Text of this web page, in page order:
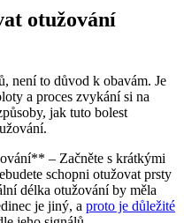
otužování
není to důvod k obavám. Je
a proces zvykání si na
jak tuto bolest
– Začněte s krátkými
schopni otužovat prsty
délka otužování by měla
je jiný, a proto je důležité